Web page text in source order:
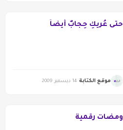
حتى عُريكِ حِجابٌ أيضاً
موقع الكتابة 14 ديسمبر 2009
ومضات رقمية